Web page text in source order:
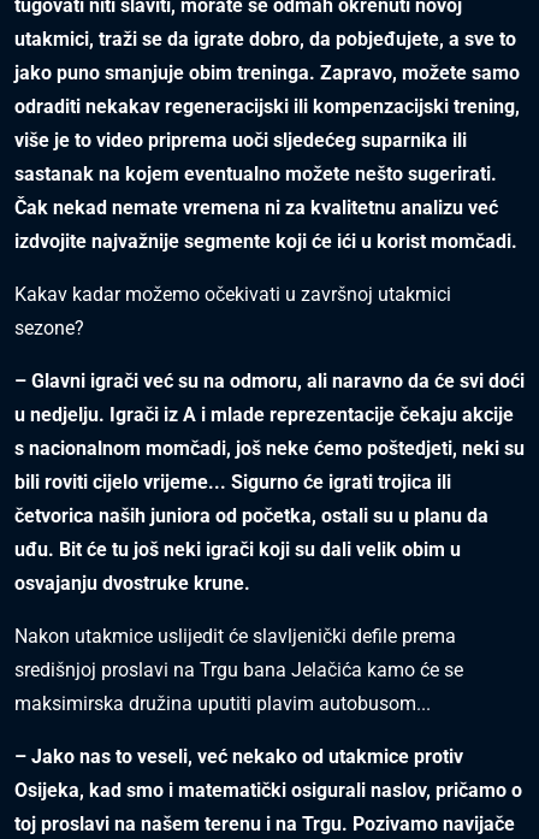
tugovati niti slaviti, morate se odmah okrenuti novoj
utakmici, traži se da igrate dobro, da pobjeđujete, a sve to
jako puno smanjuje obim treninga. Zapravo, možete samo
odraditi nekakav regeneracijski ili kompenzacijski trening,
više je to video priprema uoči sljedećeg suparnika ili
sastanak na kojem eventualno možete nešto sugerirati.
Čak nekad nemate vremena ni za kvalitetnu analizu već
izdvojite najvažnije segmente koji će ići u korist momčadi.
Kakav kadar možemo očekivati u završnoj utakmici
sezone?
– Glavni igrači već su na odmoru, ali naravno da će svi doći
u nedjelju. Igrači iz A i mlade reprezentacije čekaju akcije
s nacionalnom momčadi, još neke ćemo poštedjeti, neki su
bili roviti cijelo vrijeme... Sigurno će igrati trojica ili
četvorica naših juniora od početka, ostali su u planu da
uđu. Bit će tu još neki igrači koji su dali velik obim u
osvajanju dvostruke krune.
Nakon utakmice uslijedit će slavljenički defile prema
središnjoj proslavi na Trgu bana Jelačića kamo će se
maksimirska družina uputiti plavim autobusom...
– Jako nas to veseli, već nekako od utakmice protiv
Osijeka, kad smo i matematički osigurali naslov, pričamo o
toj proslavi na našem terenu i na Trgu. Pozivamo navijače